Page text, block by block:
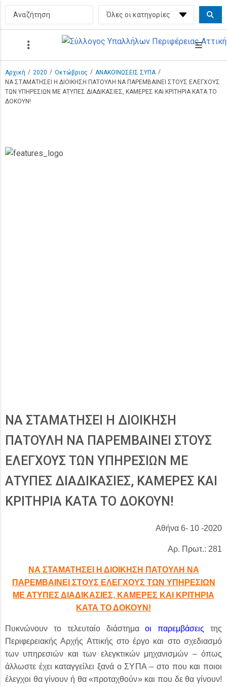
Αρχική / 2020 / Οκτώβριος / ΑΝΑΚΟΙΝΩΣΕΙΣ ΣΥΠΑ /
ΝΑ ΣΤΑΜΑΤΗΣΕΙ Η ΔΙΟΙΚΗΣΗ ΠΑΤΟΥΛΗ ΝΑ ΠΑΡΕΜΒΑΙΝΕΙ ΣΤΟΥΣ ΕΛΕΓΧΟΥΣ
ΤΩΝ ΥΠΗΡΕΣΙΩΝ ΜΕ ΑΤΥΠΕΣ ΔΙΑΔΙΚΑΣΙΕΣ, ΚΑΜΕΡΕΣ ΚΑΙ ΚΡΙΤΗΡΙΑ ΚΑΤΑ ΤΟ
ΔΟΚΟΥΝ!
ΝΑ ΣΤΑΜΑΤΗΣΕΙ Η ΔΙΟΙΚΗΣΗ
ΠΑΤΟΥΛΗ ΝΑ ΠΑΡΕΜΒΑΙΝΕΙ ΣΤΟΥΣ
ΕΛΕΓΧΟΥΣ ΤΩΝ ΥΠΗΡΕΣΙΩΝ ΜΕ
ΑΤΥΠΕΣ ΔΙΑΔΙΚΑΣΙΕΣ, ΚΑΜΕΡΕΣ ΚΑΙ
ΚΡΙΤΗΡΙΑ ΚΑΤΑ ΤΟ ΔΟΚΟΥΝ!
Αθήνα 6- 10 -2020
Αρ. Πρωτ.: 281
ΝΑ ΣΤΑΜΑΤΗΣΕΙ Η ΔΙΟΙΚΗΣΗ ΠΑΤΟΥΛΗ ΝΑ
ΠΑΡΕΜΒΑΙΝΕΙ ΣΤΟΥΣ ΕΛΕΓΧΟΥΣ ΤΩΝ ΥΠΗΡΕΣΙΩΝ
ΜΕ ΑΤΥΠΕΣ ΔΙΑΔΙΚΑΣΙΕΣ, ΚΑΜΕΡΕΣ ΚΑΙ ΚΡΙΤΗΡΙΑ
ΚΑΤΑ ΤΟ ΔΟΚΟΥΝ!
Πυκνώνουν το τελευταίο διάστημαοι παρεμβάσεις της
Περιφερειακής Αρχής Αττικής στο έργο και στο σχεδιασμό
των υπηρεσιών και των ελεγκτικών μηχανισμών – όπως
άλλωστε έχει καταγγείλει ξανά ο ΣΥΠΑ – στο που και ποιοι
έλεγχοι θα γίνουν ή θα «προταχθούν» και που δε θα γίνουν!